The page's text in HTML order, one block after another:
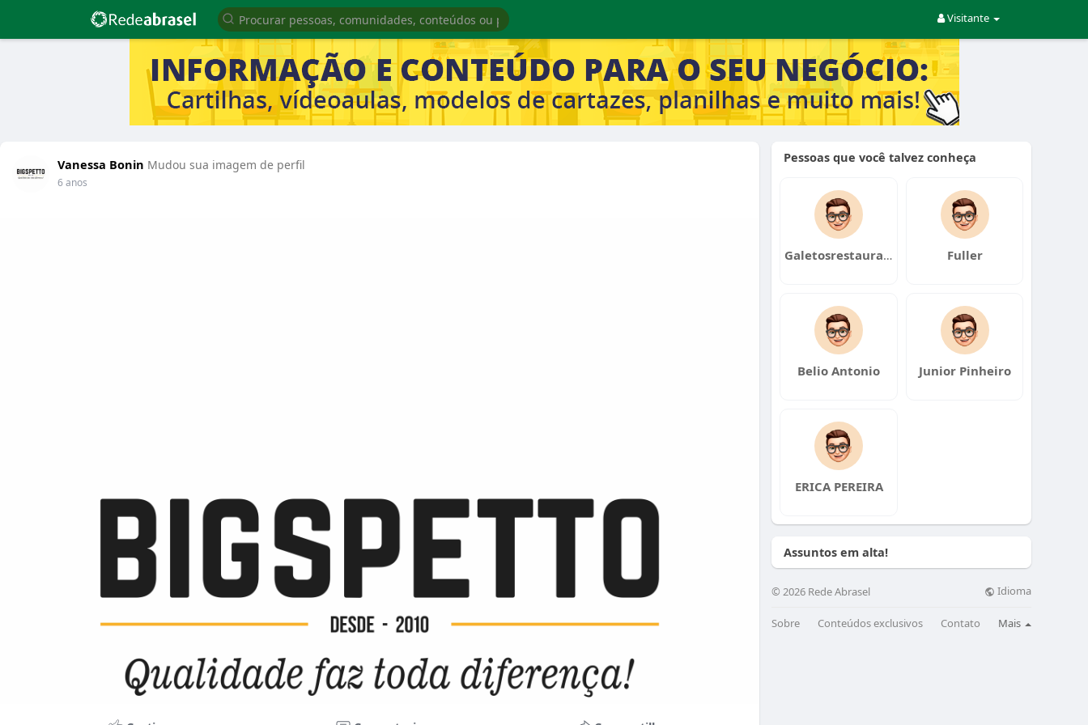
Visitante
Vanessa Bonin Mudou sua imagem de perfil
6 anos
Pessoas que você talvez conheça
Galetosrestaurante Fuller
Belio Antonio Junior Pinheiro
ERICA PEREIRA
Assuntos em alta!
© 2026 Rede Abrasel Idioma
Sobre Conteúdos exclusivos Contato Mais